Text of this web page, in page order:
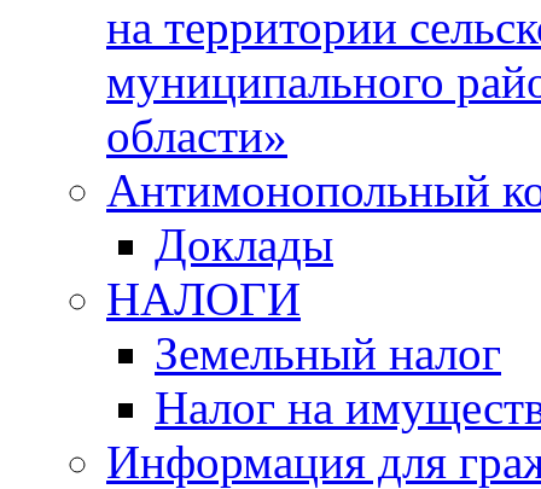
на территории
муниципального
области»
Антимонопольный
Доклады
НАЛОГИ
Земельный налог
Налог на
Информация для